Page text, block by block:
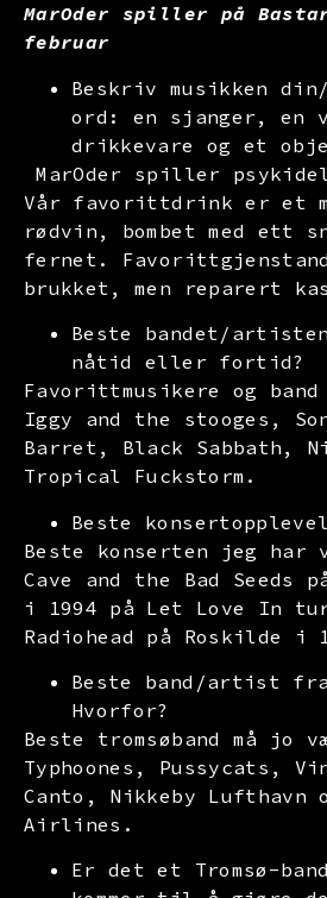
MarOder spiller på
februar
Beskriv musikken
ord: en sjanger, en
drikkevare og et
MarOder spiller
Vår favorittdrink er et
rødvin, bombet med ett
fernet.
brukket, men reparert
Beste bandet/
nåtid eller fortid?
Favorittmusikere og band
Iggy and the stooges,
Barret, Black Sabbath,
Tropical Fuckstorm.
Beste
Beste konserten jeg har
Cave and the Bad Seeds
i 1994 på Let Love In
Radiohead på Roskilde i
Beste band/artist fra
Hvorfor?
Beste tromsøband må jo
Typhoones, Pussycats,
Canto, Nikkeby Lufthavn
Airlines.
Er det et Tromsø-